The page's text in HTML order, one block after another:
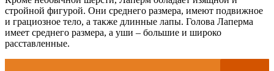
стройной фигурой. Они среднего размера, имеют подвижное
и грациозное тело, а также длинные лапы. Голова Лаперма
имеет среднего размера, а уши – большие и широко
расставленные.